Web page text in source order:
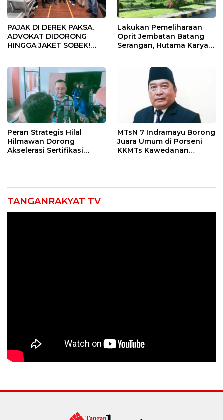
PAJAK DI DEREK PAKSA,
ADVOKAT DIDORONG
HINGGA JAKET SOBEK!
Pekanbaru!
Lakukan Pemeliharaan
Oprit Jembatan Batang
Serangan, Hutama Karya
Peran Strategis Hilal
Hilmawan Dorong
Akselerasi Sertifikasi
MTsN 7 Indramayu Borong
Juara Umum di Porseni
KKMTs Kawedanan
TANGANRAKYAT TV